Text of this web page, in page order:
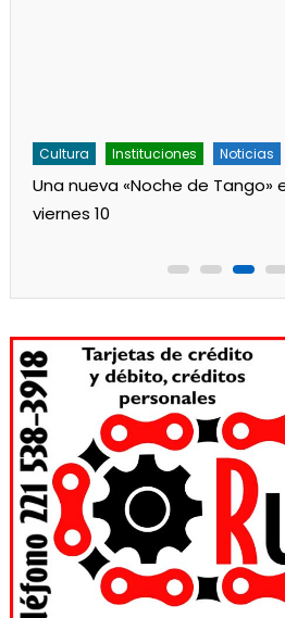
Cultura Instituciones Noticias
Una nueva «Noche de Tango»
viernes 10